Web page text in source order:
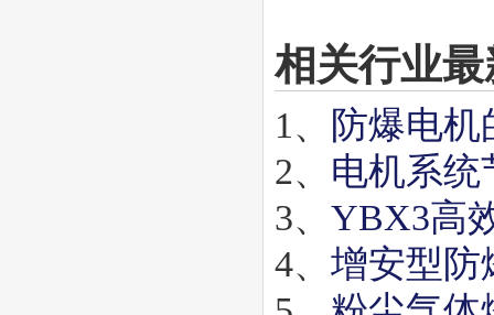
相关行业
1、
防爆电机
2、 电机系统
3、 YBX3高
4、 增安型防